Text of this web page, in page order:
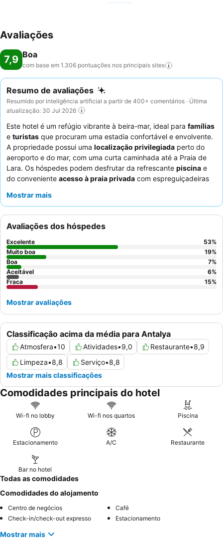
Avaliações
7,9 Boa
com base em 1.306 pontuações nos principais sites
Resumo de avaliações
Resumido por inteligência artificial a partir de 400+ comentários · Última
atualização: 30 Jul 2026
Este hotel é um refúgio vibrante à beira-mar, ideal para famílias
e turistas que procuram uma estadia confortável e envolvente.
A propriedade possui uma localização privilegiada perto do
aeroporto e do mar, com uma curta caminhada até a Praia de
Lara. Os hóspedes podem desfrutar da refrescante piscina e
do conveniente acesso à praia privada com espreguiçadeiras
pela sua simpatia e prestabilidade excecionais,
para todas as refeições. Para uma experiência mais serena,
considere solicitar um quarto virado para o jardim para
minimizar qualquer ruído potencial.
Mostrar mais
Classificação acima da média para Antalya
Atmosfera•10 Atividades•9,0 Restaurante•8,9
Limpeza•8,8 Serviço•8,8
Mostrar mais classificações
Avaliações dos hóspedes
Excelente 53%
Muito boa
19%
Boa
7%
Aceitável
6%
Fraca
15%
Mostrar avaliações
Comodidades principais do hotel
Wi-fi no lobby Wi-fi nos quartos Piscina
Estacionamento A/C Restaurante
Bar no hotel
Todas as comodidades
Comodidades do alojamento
Centro de negócios
Café
Check-in/check-out expresso
Estacionamento
Mostrar mais